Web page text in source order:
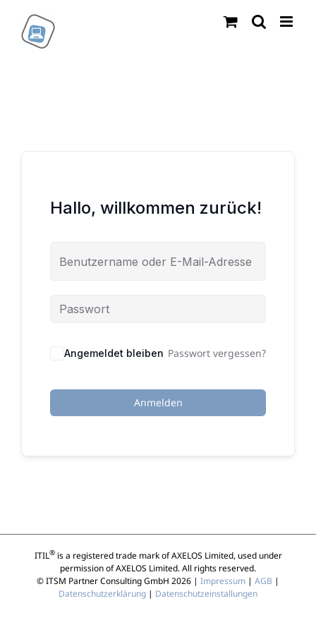
Inhalt
springen
Hallo, willkommen zurück!
Angemeldet bleiben Passwort vergessen?
Anmelden
ITIL®is a registered trade mark of AXELOS Limited, used under
permission of AXELOS Limited. All rights reserved.
© ITSM Partner Consulting GmbH 2026 | Impressum | AGB |
Datenschutzerklärung | Datenschutzeinstallungen